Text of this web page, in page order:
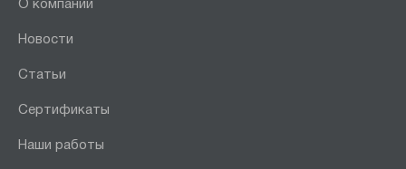
О компании
Новости
Статьи
Сертификаты
Наши работы